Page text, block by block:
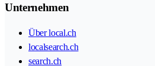
Unternehmen
Über local.ch
localsearch.ch
search.ch